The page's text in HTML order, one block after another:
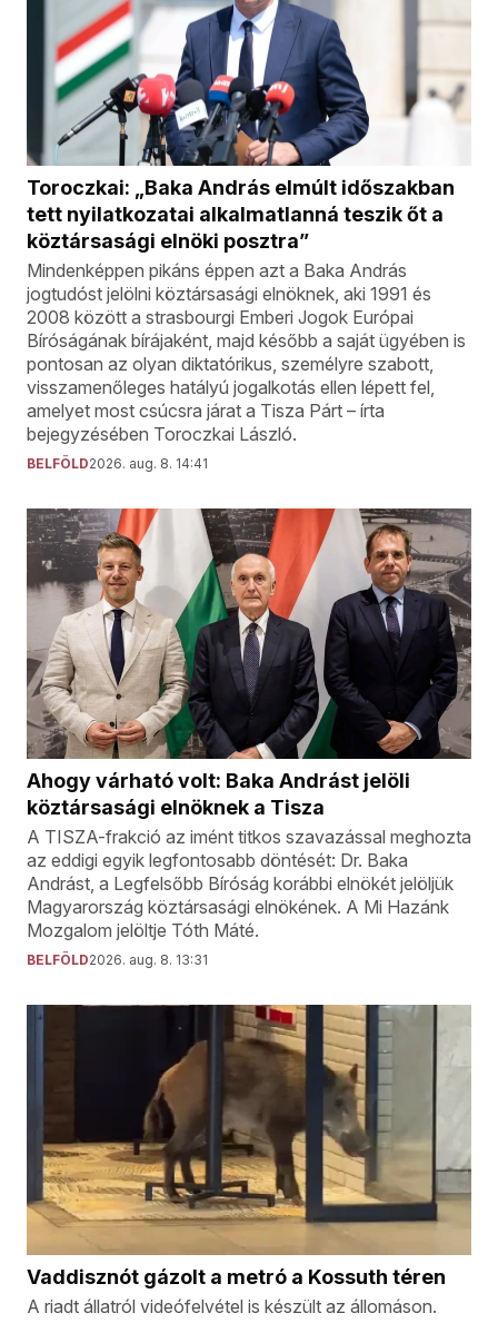
Toroczkai: „Baka András elmúlt időszakban
tett nyilatkozatai alkalmatlanná teszik őt a
köztársasági elnöki posztra”
Mindenképpen pikáns éppen azt a Baka András
jogtudóst jelölni köztársasági elnöknek, aki 1991 és
2008 között a strasbourgi Emberi Jogok Európai
Bíróságának bírájaként, majd később a saját ügyében is
pontosan az olyan diktatórikus, személyre szabott,
visszamenőleges hatályú jogalkotás ellen lépett fel,
amelyet most csúcsra járat a Tisza Párt – írta
bejegyzésében Toroczkai László.
BELFÖLD2026. aug. 8. 14:41
Ahogy várható volt: Baka Andrást jelöli
köztársasági elnöknek a Tisza
A TISZA-frakció az imént titkos szavazással meghozta
az eddigi egyik legfontosabb döntését: Dr. Baka
Andrást, a Legfelsőbb Bíróság korábbi elnökét jelöljük
Magyarország köztársasági elnökének. A Mi Hazánk
Mozgalom jelöltje Tóth Máté.
BELFÖLD2026. aug. 8. 13:31
Vaddisznót gázolt a metró a Kossuth téren
A riadt állatról videófelvétel is készült az állomáson.